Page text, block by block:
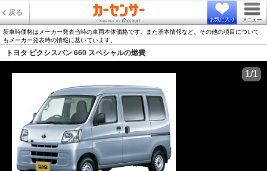
戻る
お気に入り メニュー
新車時価格はメーカー発表当時の車両本体価格です。また基本情報など、その他の項目について
もメーカー発表時の情報に基いています。
トヨタ ピクシスバン 660 スペシャルの燃費
1/1